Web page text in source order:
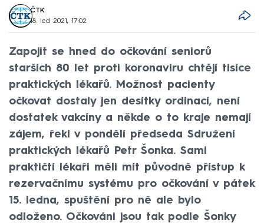
ČTK
18. led 2021, 17:02
Zapojit se hned do očkování seniorů
starších 80 let proti koronaviru chtějí tisíce
praktických lékařů. Možnost pacienty
očkovat dostaly jen desítky ordinací, není
dostatek vakcíny a někde o to kraje nemají
zájem, řekl v pondělí předseda Sdružení
praktických lékařů Petr Šonka. Sami
praktičtí lékaři měli mít původně přístup k
rezervačnímu systému pro očkování v pátek
15. ledna, spuštění pro ně ale bylo
odloženo. Očkováni jsou tak podle Šonky